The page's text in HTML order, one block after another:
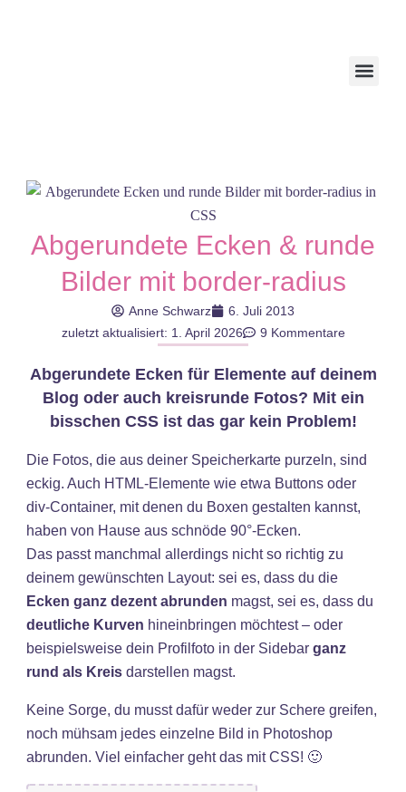
Abgerundete Ecken & runde
Bilder mit border-radius
Anne Schwarz
6. Juli 2013
zuletzt aktualisiert: 1. April 2026
9 Kommentare
Abgerundete Ecken für Elemente auf deinem
Blog oder auch kreisrunde Fotos? Mit ein
bisschen CSS ist das gar kein Problem!
Die Fotos, die aus deiner Speicherkarte purzeln, sind
eckig. Auch HTML-Elemente wie etwa Buttons oder
div-Container, mit denen du Boxen gestalten kannst,
haben von Hause aus schnöde 90°-Ecken.
Das passt manchmal allerdings nicht so richtig zu
deinem gewünschten Layout: sei es, dass du die
Ecken ganz dezent abrunden magst, sei es, dass du
deutliche Kurven hineinbringen möchtest – oder
beispielsweise dein Profilfoto in der Sidebar ganz
rund als Kreis darstellen magst.
Keine Sorge, du musst dafür weder zur Schere greifen,
noch mühsam jedes einzelne Bild in Photoshop
abrunden. Viel einfacher geht das mit CSS! 🙂